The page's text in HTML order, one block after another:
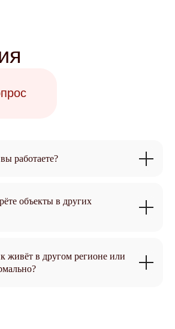
работаете?
объекты в других
живёт в другом регионе или